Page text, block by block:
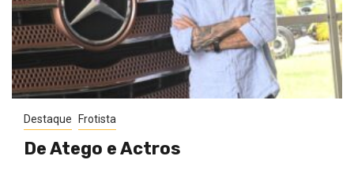
Destaque Frotista
De Atego e Actros